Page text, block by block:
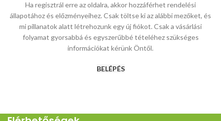
Ha regisztrál erre az oldalra, akkor hozzáférhet rendelési
állapotához és előzményeihez. Csak töltse ki az alábbi mezőket, és
mi pillanatok alatt létrehozunk egy új fiókot. Csak a vásárlási
folyamat gyorsabbá és egyszerűbbé tételéhez szükséges
információkat kérünk Öntől.
BELÉPÉS